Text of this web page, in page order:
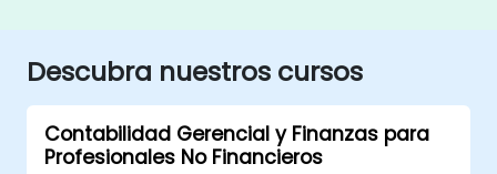
Descubra nuestros cursos
Contabilidad Gerencial y Finanzas para
Profesionales No Financieros